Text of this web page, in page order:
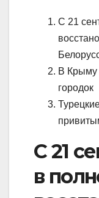
С 21
В Крыму
городок
С 21
в